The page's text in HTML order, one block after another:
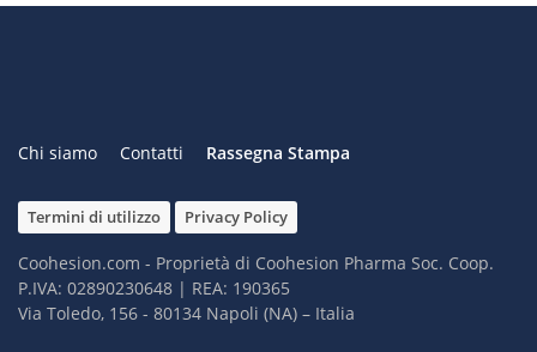
Chi siamo Contatti Rassegna Stampa
Termini di utilizzo Privacy Policy
Coohesion.com - Proprietà di Coohesion Pharma Soc. Coop.
P.IVA: 02890230648 | REA: 190365
Via Toledo, 156 - 80134 Napoli (NA) – It​alia